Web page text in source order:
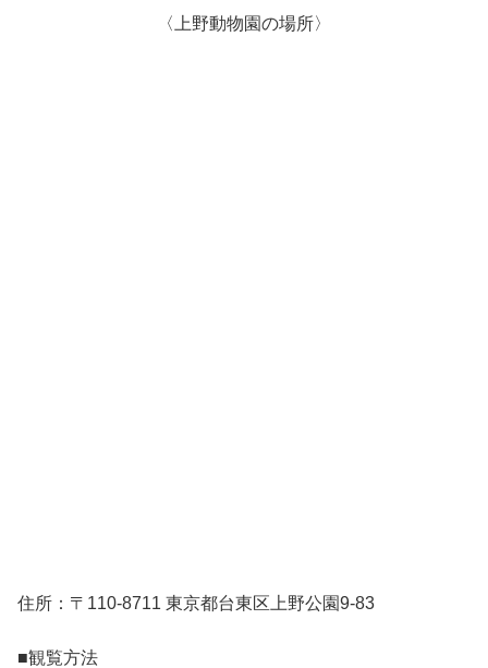
〈上野動物園の場所〉
住所：〒110-8711 東京都台東区上野公園9-83
■観覧方法